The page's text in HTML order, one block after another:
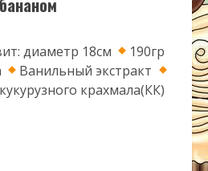
диаметр 18см
190гр
Ванильный экстракт
крахмала(КК)